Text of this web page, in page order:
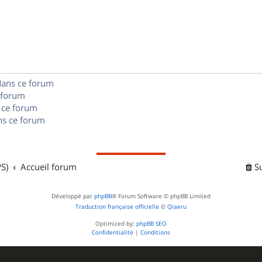
e
ce forum
forum
ce forum
Accueil forum
Développé par phpBB® Forum Software © phpBB Limited
Traduction française officielle © Qiaeru
Optimized by: phpBB SEO
Confidentialité | Conditions